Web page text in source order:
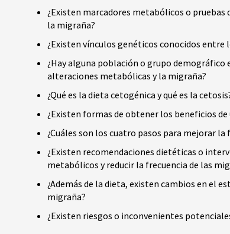
¿Existen marcadores metabólicos o pruebas
la migraña?
¿Existen vínculos genéticos conocidos
¿Hay alguna población o grupo
alteraciones metabólicas y la migraña?
¿Qué es la dieta cetogénica y qué es la
¿Existen formas de obtener los beneficios
¿Cuáles son los cuatro pasos para mejorar
¿Existen recomendaciones dietéticas o
metabólicos y reducir la frecuencia de las
¿Además de la dieta, existen cambios en el
migraña?
¿Existen riesgos o inconvenientes